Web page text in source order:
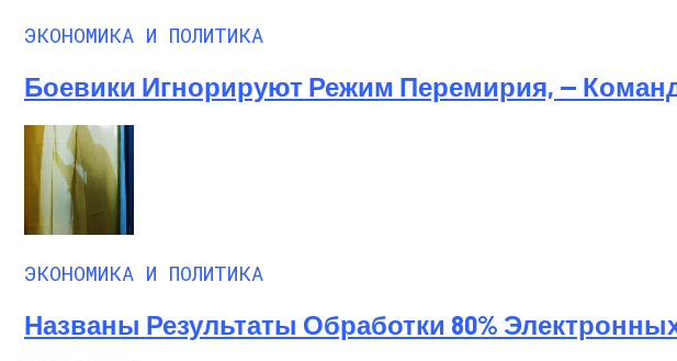
ЭКОНОМИКА И ПОЛИТИКА
Боевики Игнорируют Режим Перемирия, —
ЭКОНОМИКА И ПОЛИТИКА
Названы Результаты Обработки 80%